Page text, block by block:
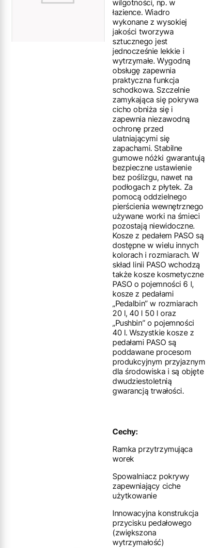
wilgotności, np. w
łazience. Wiadro
wykonane z wysokiej
jakości tworzywa
sztucznego jest
jednocześnie lekkie i
wytrzymałe. Wygodną
obsługę zapewnia
praktyczna funkcja
schodkowa. Szczelnie
zamykająca się pokrywa
cicho obniża się i
zapewnia niezawodną
ochronę przed
ulatniającymi się
zapachami. Stabilne
gumowe nóżki gwarantują
bezpieczne ustawienie
bez poślizgu, nawet na
podłogach z płytek. Za
pomocą oddzielnego
pierścienia wewnętrznego
używane worki na śmieci
pozostają niewidoczne.
Kosze z pedałem PASO są
dostępne w wielu innych
kolorach i rozmiarach. W
skład linii PASO wchodzą
także kosze kosmetyczne
PASO o pojemności 6 l,
kosze z pedałami
„Pedalbin” w rozmiarach
20 l, 40 l 50 l oraz
„Pushbin” o pojemności
40 l. Wszystkie kosze z
pedałami PASO są
poddawane procesom
produkcyjnym przyjaznym
dla środowiska i są objęte
dwudziestoletnią
gwarancją trwałości.
Cechy:
Ramka przytrzymująca
worek
Spowalniacz pokrywy
zapewniający ciche
użytkowanie
Innowacyjna konstrukcja
przycisku pedałowego
(zwiększona
wytrzymałość)